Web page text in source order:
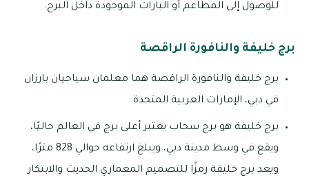
للوصول إلى المطاعم أو البارات الموجودة داخل البرج.
برج خليفة والنافورة الراقصة
برج خليفة والنافورة الراقصة هما معلمان سياحيان بارزان
في دبي، الإمارات العربية المتحدة.
برج خليفة هو برج سحاب يعتبر أعلى برج في العالم حاليًا،
ويقع في وسط مدينة دبي، ويبلغ ارتفاعه حوالي 828 مترًا،
ويعد برج خليفة رمزًا للتصميم المعماري الحديث والابتكار